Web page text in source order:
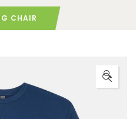
CHAIR
🔍